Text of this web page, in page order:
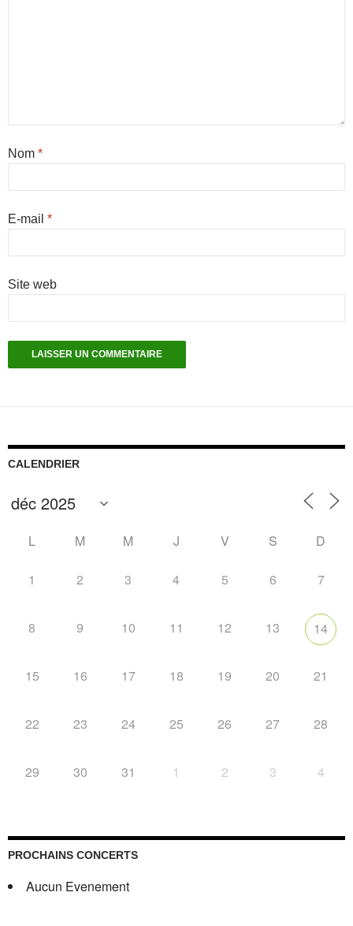
Nom *
E-mail *
Site web
CALENDRIER
L M M J V S D
1 2 3 4 5 6 7
8 9 10 11 12 13 14
15 16 17 18 19 20 21
22 23 24 25 26 27 28
29 30 31 1 2 3 4
PROCHAINS CONCERTS
Aucun Evenement